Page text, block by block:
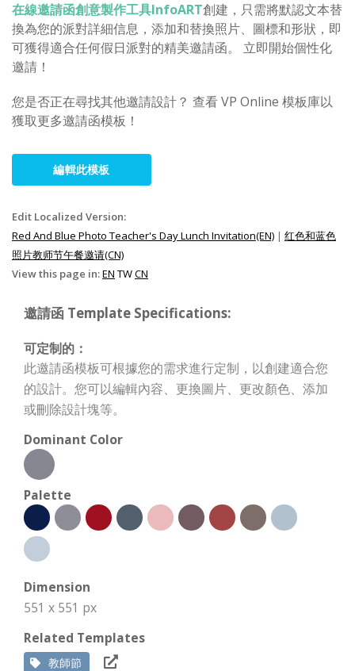
在線邀請函創意製作工具InfoART創建，只需將默認文本替
換為您的派對詳細信息，添加和替換照片、圖標和形狀，即
可獲得適合任何假日派對的精美邀請函。 立即開始個性化
邀請！
您是否正在尋找其他邀請設計？ 查看 VP Online 模板庫以
獲取更多邀請函模板！
編輯此模板
Edit Localized Version:
Red And Blue Photo Teacher's Day Lunch Invitation(EN) | 红色和蓝色
照片教师节午餐邀请(CN)
View this page in:EN TWCN
邀請函 Template Specifications:
可定制的：
此邀請函模板可根據您的需求進行定制，以創建適合您
的設計。您可以編輯內容、更換圖片、更改顏色、添加
或刪除設計塊等。
Dominant Color
Palette
Dimension
551 x 551 px
Related Templates
教師節